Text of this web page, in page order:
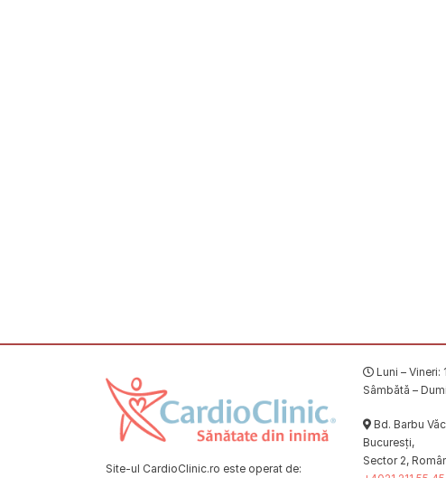
Site-ul CardioClinic.ro este operat de:
Luni – Vineri:
Sâmbătă –
Bd. Barbu
Bucuresți,
Sector 2,